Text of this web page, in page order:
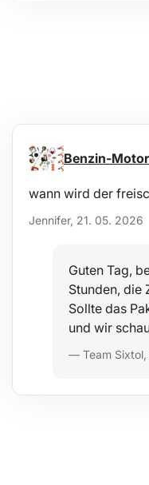
Benzin-
wann wird der
Jennifer, 21. 05. 2026
Guten Tag,
Stunden, die
Sollte das
und wir
— Team